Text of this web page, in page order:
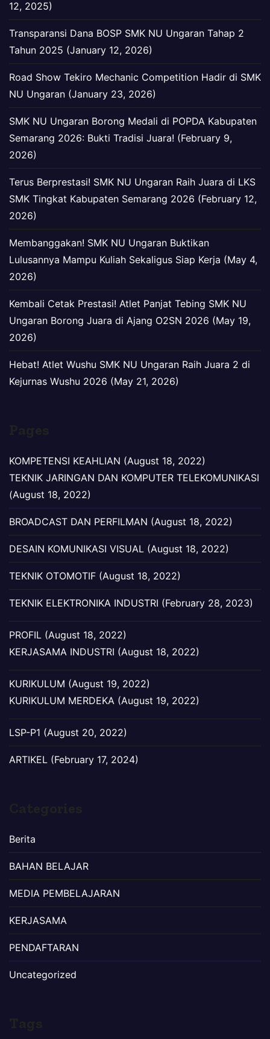
12, 2025)
Transparansi Dana BOSP SMK NU Ungaran Tahap 2
Tahun 2025 (January 12, 2026)
Road Show Tekiro Mechanic Competition Hadir di SMK
NU Ungaran (January 23, 2026)
SMK NU Ungaran Borong Medali di POPDA Kabupaten
Semarang 2026: Bukti Tradisi Juara! (February 9,
2026)
Terus Berprestasi! SMK NU Ungaran Raih Juara di LKS
SMK Tingkat Kabupaten Semarang 2026 (February 12,
2026)
Membanggakan! SMK NU Ungaran Buktikan
Lulusannya Mampu Kuliah Sekaligus Siap Kerja (May 4,
2026)
Kembali Cetak Prestasi! Atlet Panjat Tebing SMK NU
Ungaran Borong Juara di Ajang O2SN 2026 (May 19,
2026)
Hebat! Atlet Wushu SMK NU Ungaran Raih Juara 2 di
Kejurnas Wushu 2026 (May 21, 2026)
KOMPETENSI KEAHLIAN (August 18, 2022)
TEKNIK JARINGAN DAN KOMPUTER TELEKOMUNIKASI
(August 18, 2022)
BROADCAST DAN PERFILMAN (August 18, 2022)
DESAIN KOMUNIKASI VISUAL (August 18, 2022)
TEKNIK OTOMOTIF (August 18, 2022)
TEKNIK ELEKTRONIKA INDUSTRI (February 28, 2023)
PROFIL (August 18, 2022)
KERJASAMA INDUSTRI (August 18, 2022)
KURIKULUM (August 19, 2022)
KURIKULUM MERDEKA (August 19, 2022)
LSP-P1 (August 20, 2022)
ARTIKEL (February 17, 2024)
Berita
BAHAN BELAJAR
MEDIA PEMBELAJARAN
KERJASAMA
PENDAFTARAN
Uncategorized